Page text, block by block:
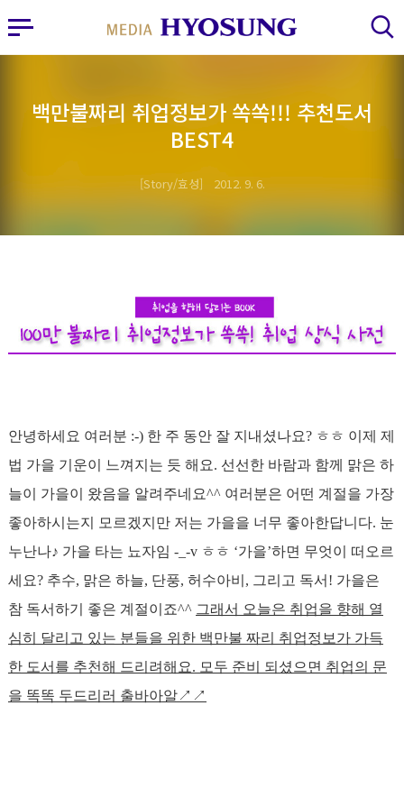
MY FRIEND HYOSUNG
사이드바 열기 검색 레이어 열기
백만불짜리 취업정보가 쏙쏙!!! 추천도서
BEST4
Story/효성 2012. 9. 6.
안녕하세요 여러분 :-) 한 주 동안 잘 지내셨나요? ㅎㅎ 이제 제
법 가을 기운이 느껴지는 듯 해요. 선선한 바람과 함께 맑은 하
늘이 가을이 왔음을 알려주네요^^ 여러분은 어떤 계절을 가장
좋아하시는지 모르겠지만 저는 가을을 너무 좋아한답니다. 눈
누난나♪ 가을 타는 뇨자임 -_-v ㅎㅎ ‘가을’하면 무엇이 떠오르
세요? 추수, 맑은 하늘, 단풍, 허수아비, 그리고 독서! 가을은
참 독서하기 좋은 계절이죠^^ 그래서 오늘은 취업을 향해 열
심히 달리고 있는 분들을 위한 백만불 짜리 취업정보가 가득
한 도서를 추천해 드리려해요. 모두 준비 되셨으면 취업의 문
을 똑똑 두드리러 출바아알↗↗